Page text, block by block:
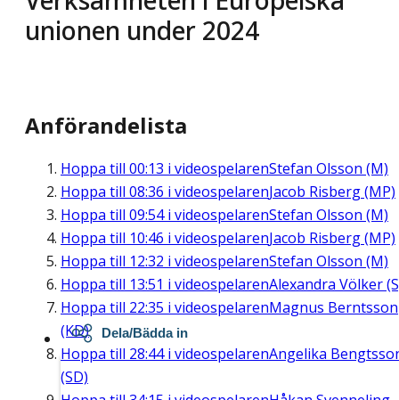
unionen under 2024
Anförandelista
Hoppa till 00:13 i videospelarenStefan Olsson (M)
Hoppa till 08:36 i videospelarenJacob Risberg (MP)
Hoppa till 09:54i videospelarenStefan Olsson (M)
Hoppa till 10:46 i videospelarenJacob Risberg (MP)
Hoppa till 12:32 i videospelarenStefan Olsson (M)
Hoppa till 13:51 i videospelarenAlexandra Völker
Hoppa till 22:35 i videospelarenMagnus Berntsson
(KD)
Hoppa till 28:44i videospelarenAngelika
(SD)
Dela/Bädda in